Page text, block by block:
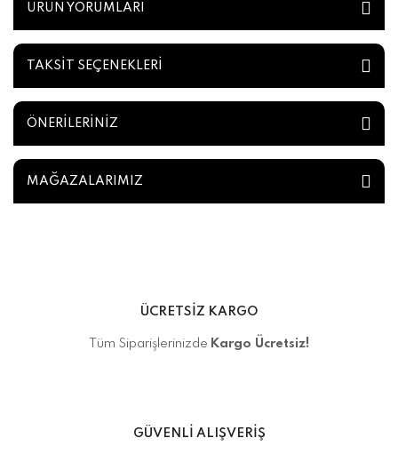
ÜRÜN YORUMLARI
TAKSİT SEÇENEKLERİ
ÖNERİLERİNİZ
MAĞAZALARIMIZ
ÜCRETSİZ KARGO
Tüm Siparişlerinizde Kargo Ücretsiz!
GÜVENLİ ALIŞVERİŞ